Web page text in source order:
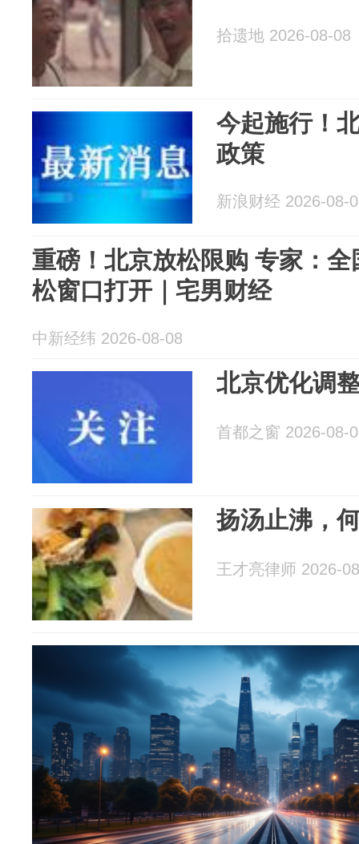
拾遗地 2026-08-08
今起施行！
政策
新浪财经 2026-08-
重磅！北京放松限购 专家：
松窗口打开｜宅男财经
中新经纬 2026-08-08
北京优化调
首都之窗 2026-08-
扬汤止沸，
王才亮律师 2026-